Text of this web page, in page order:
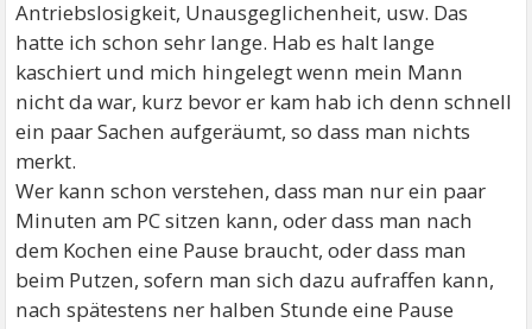
Antriebslosigkeit, Unausgeglichenheit, usw. Das
hatte ich schon sehr lange. Hab es halt lange
kaschiert und mich hingelegt wenn mein Mann
nicht da war, kurz bevor er kam hab ich denn schnell
ein paar Sachen aufgeräumt, so dass man nichts
merkt.
Wer kann schon verstehen, dass man nur ein paar
Minuten am PC sitzen kann, oder dass man nach
dem Kochen eine Pause braucht, oder dass man
beim Putzen, sofern man sich dazu aufraffen kann,
nach spätestens ner halben Stunde eine Pause